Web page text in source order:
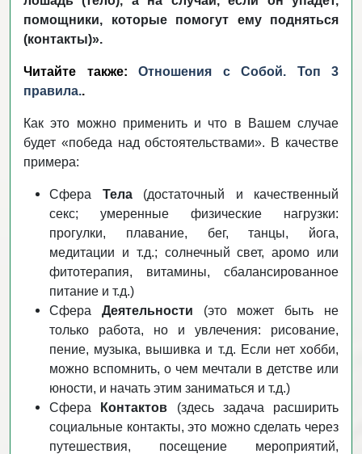
помощники, которые помогут ему подняться
(контакты)».
Читайте также: Отношения с Собой. Топ 3
правила..
Как это можно применить и что в Вашем случае
будет «победа над обстоятельствами». В качестве
примера:
Сфера Тела (достаточный и качественный
секс; умеренные физические нагрузки:
прогулки, плавание, бег, танцы, йога,
медитации и т.д.; солнечный свет, аромо или
фитотерапия, витамины, сбалансированное
питание и т.д.)
Сфера Деятельности (это может быть не
только работа, но и увлечения: рисование,
пение, музыка, вышивка и т.д. Если нет хобби,
можно вспомнить, о чем мечтали в детстве или
юности, и начать этим заниматься и т.д.)
Сфера
Контактов (здесь задача расширить
социальные контакты, это можно сделать через
путешествия, посещение мероприятий,